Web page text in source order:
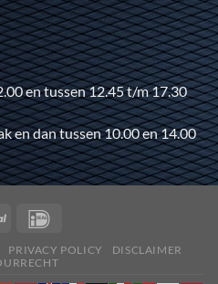
en tussen 12.45 t/m 17.30
en dan tussen 10.00 en 14.00
PRIVACY POLICY
DISCLAIMER